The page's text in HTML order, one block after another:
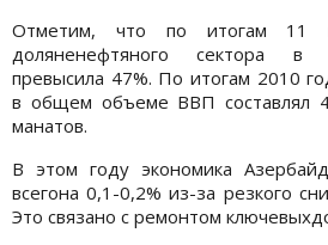
Отметим, что по итогам 11
доляненефтяного сектора в
превысила 47%. По итогам 2010
в общем объеме ВВП составлял
манатов.
В этом году экономика
всегона 0,1-0,2% из-за резкого
Это связано с ремонтом